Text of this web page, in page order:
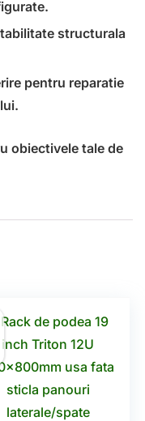
structurala
pentru reparatie
obiectivele tale de